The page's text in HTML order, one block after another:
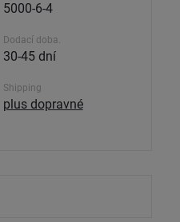
5000-6-4
Dodací doba.
30-45 dní
Shipping
plus dopravné